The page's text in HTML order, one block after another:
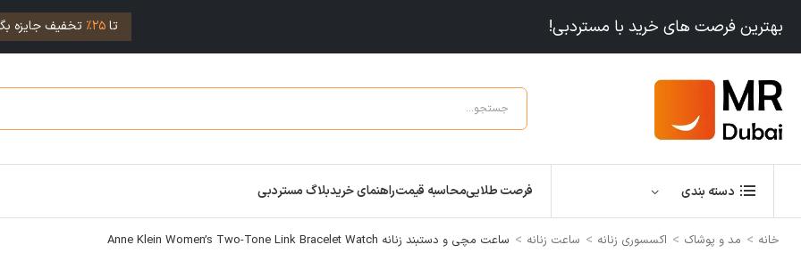
بهترین فرصت های خرید با مستردبی! تا25% تخفیف جایزه
دسته بندی فرصت طلاییمحاسبه قیمتراهنمای خریدبلاگ مستردبی
خانه > مد و پوشاک > اکسسوری زنانه > ساعت زنانه > ساعت مچی و دستبند زنانه Anne Klein Women’s Two-Tone Link Bracelet Watch